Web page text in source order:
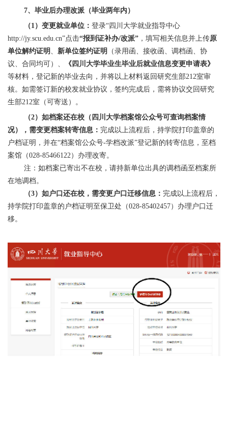
7、毕业后办理改派（毕业两年内）
（1）变更就业单位： 登录“四川大学就业指导中心
http://jy.scu.edu.cn”点击“报到证补办/改派” ，填写相关信息并上传原
单位解约证明 、 新单位签约证明
（录用函、接收函、调档函、协
议、合同均可）、
《四川大学毕业生毕业后就业信息变更申请表》
等材料，登记新的毕业去向，并将以上材料返回研究生部212室审
核。如需签订新的校发就业协议，签约完成后，需将协议交回研究
生部212室（可寄送）。
（2）如档案还在校（四川大学档案馆公众号可查询档案情
况），需变更档案转寄信息： 完成以上流程后，持学院打印盖章的
户档证明，并在“档案馆公众号-学档改派”登记新的转寄信息，至档
案馆（028-85466122）办理改寄。
注：如档案已寄出不在校，请持新单位出具的调档函至档案所
在地调档。
（3）如户口还在校，需变更户口迁移信息： 完成以上流程后，
持学院打印盖章的户档证明至保卫处（028-85402457）办理户口迁
移。